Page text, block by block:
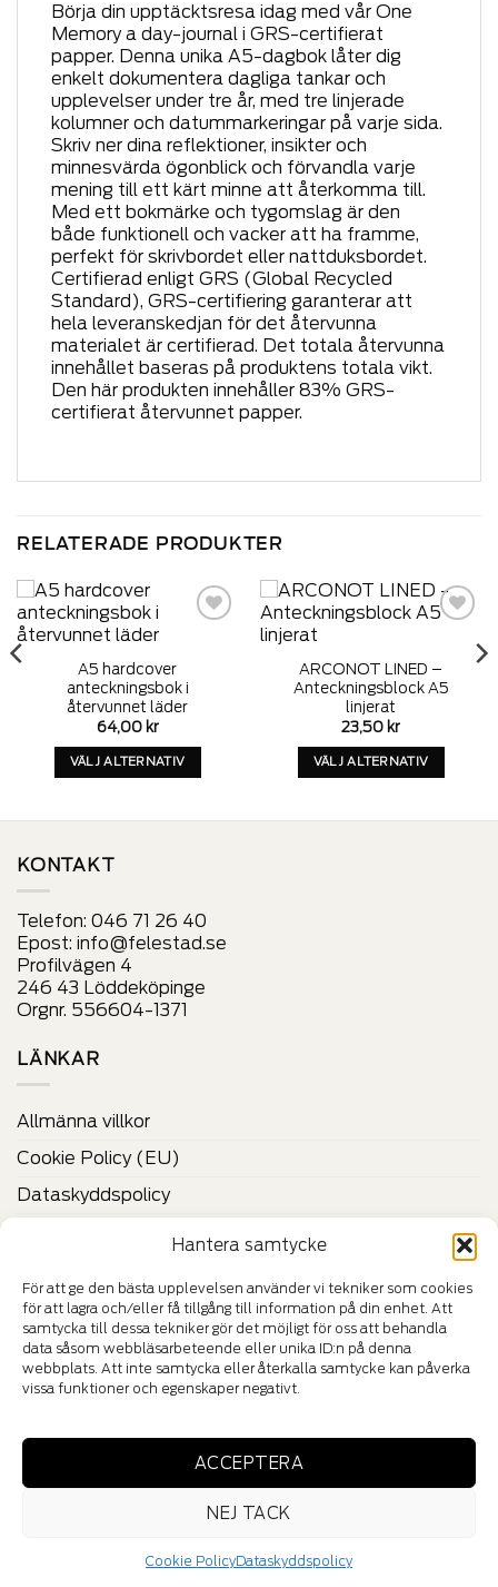
Hantera samtycke
För att ge den bästa upplevelsen använder vi tekniker som cookies
för att lagra och/eller få tillgång till information på din enhet. Att
samtycka till dessa tekniker gör det möjligt för oss att behandla
data såsom webbläsarbeteende eller unika ID:n på denna
webbplats. Att inte samtycka eller återkalla samtycke kan påverka
vissa funktioner och egenskaper negativt.
ACCEPTERA
NEJ TACK
Cookie PolicyDataskyddspolicy
Börja din upptäcktsresa idag med vår One
Memory a day-journal i GRS-certifierat
papper. Denna unika A5-dagbok låter dig
enkelt dokumentera dagliga tankar och
upplevelser under tre år, med tre linjerade
kolumner och datummarkeringar på varje sida.
Skriv ner dina reflektioner, insikter och
minnesvärda ögonblick och förvandla varje
mening till ett kärt minne att återkomma till.
Med ett bokmärke och tygomslag är den
både funktionell och vacker att ha framme,
perfekt för skrivbordet eller nattduksbordet.
Certifierad enligt GRS (Global Recycled
Standard), GRS-certifiering garanterar att
hela leveranskedjan för det återvunna
materialet är certifierad. Det totala återvunna
innehållet baseras på produktens totala vikt.
Den här produkten innehåller 83% GRS-
certifierat återvunnet papper.
RELATERADE PRODUKTER
A5 hardcover
anteckningsbok i
återvunnet läder
64,00 kr
VÄLJ ALTERNATIV
väljas
på
produktens
sida
ARCONOT LINED –
Anteckningsblock A5
linjerat
23,50 kr
VÄLJ ALTERNATIV
KONTAKT
Telefon: 046 71 26 40
Epost: info@felestad.se
Profilvägen 4
246 43 Löddeköpinge
Orgnr. 556604-1371
LÄNKAR
Allmänna villkor
Cookie Policy (EU)
Dataskyddspolicy
CERTIFIKAT & VERIFIERINGAR
Copyright ©2025 Felestad Trading AB | All Rights Reserved.